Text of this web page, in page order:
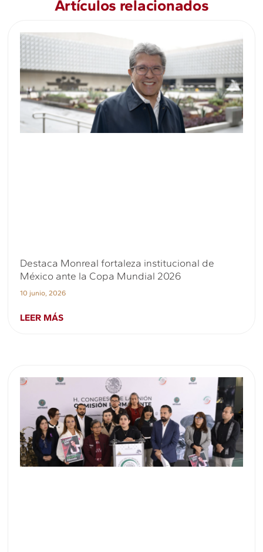
Artículos relacionados
Destaca Monreal fortaleza institucional de
México ante la Copa Mundial 2026
10 junio, 2026
LEER MÁS